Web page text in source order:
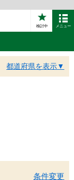
検討中 メニュー
都道府県を表示▼
条件変更